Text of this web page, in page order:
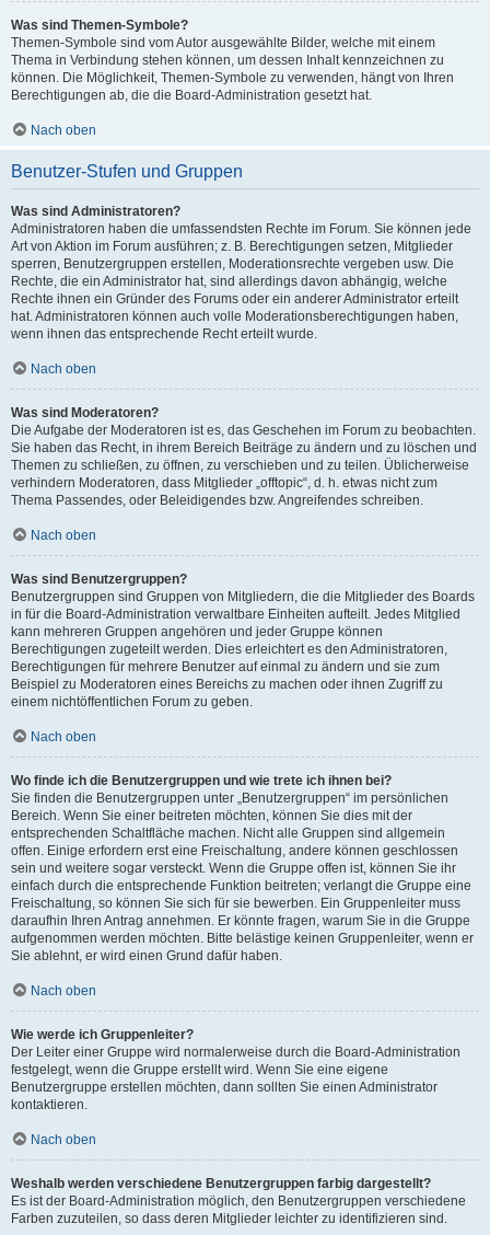
Was sind Themen-Symbole?
Themen-Symbole sind vom Autor ausgewählte Bilder, welche mit einem
Thema in Verbindung stehen können, um dessen Inhalt kennzeichnen zu
können. Die Möglichkeit, Themen-Symbole zu verwenden, hängt von Ihren
Berechtigungen ab, die die Board-Administration gesetzt hat.
Nach oben
Benutzer-Stufen und Gruppen
Was sind Administratoren?
Administratoren haben die umfassendsten Rechte im Forum. Sie können jede
Art von Aktion im Forum ausführen; z. B. Berechtigungen setzen, Mitglieder
sperren, Benutzergruppen erstellen, Moderationsrechte vergeben usw. Die
Rechte, die ein Administrator hat, sind allerdings davon abhängig, welche
Rechte ihnen ein Gründer des Forums oder ein anderer Administrator erteilt
hat. Administratoren können auch volle Moderationsberechtigungen haben,
wenn ihnen das entsprechende Recht erteilt wurde.
Nach oben
Was sind Moderatoren?
Die Aufgabe der Moderatoren ist es, das Geschehen im Forum zu beobachten.
Sie haben das Recht, in ihrem Bereich Beiträge zu ändern und zu löschen und
Themen zu schließen, zu öffnen, zu verschieben und zu teilen. Üblicherweise
verhindern Moderatoren, dass Mitglieder „offtopic“, d. h. etwas nicht zum
Thema Passendes, oder Beleidigendes bzw. Angreifendes schreiben.
Nach oben
Was sind Benutzergruppen?
Benutzergruppen sind Gruppen von Mitgliedern, die die Mitglieder des Boards
in für die Board-Administration verwaltbare Einheiten aufteilt. Jedes Mitglied
kann mehreren Gruppen angehören und jeder Gruppe können
Berechtigungen zugeteilt werden. Dies erleichtert es den Administratoren,
Berechtigungen für mehrere Benutzer auf einmal zu ändern und sie zum
Beispiel zu Moderatoren eines Bereichs zu machen oder ihnen Zugriff zu
einem nichtöffentlichen Forum zu geben.
Nach oben
Wo finde ich die Benutzergruppen und wie trete ich ihnen bei?
Sie finden die Benutzergruppen unter „Benutzergruppen“ im persönlichen
Bereich. Wenn Sie einer beitreten möchten, können Sie dies mit der
entsprechenden Schaltfläche machen. Nicht alle Gruppen sind allgemein
offen. Einige erfordern erst eine Freischaltung, andere können geschlossen
sein und weitere sogar versteckt. Wenn die Gruppe offen ist, können Sie ihr
einfach durch die entsprechende Funktion beitreten; verlangt die Gruppe eine
Freischaltung, so können Sie sich für sie bewerben. Ein Gruppenleiter muss
daraufhin Ihren Antrag annehmen. Er könnte fragen, warum Sie in die Gruppe
aufgenommen werden möchten. Bitte belästige keinen Gruppenleiter, wenn er
Sie ablehnt, er wird einen Grund dafür haben.
Nach oben
Wie werde ich Gruppenleiter?
Der Leiter einer Gruppe wird normalerweise durch die Board-Administration
festgelegt, wenn die Gruppe erstellt wird. Wenn Sie eine eigene
Benutzergruppe erstellen möchten, dann sollten Sie einen Administrator
kontaktieren.
Nach oben
Weshalb werden verschiedene Benutzergruppen farbig dargestellt?
Es ist der Board-Administration möglich, den Benutzergruppen verschiedene
Farben zuzuteilen, so dass deren Mitglieder leichter zu identifizieren sind.